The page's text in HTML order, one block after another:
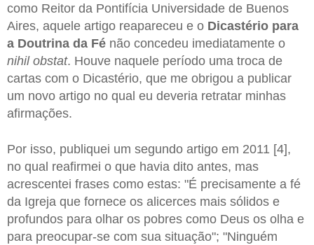
como Reitor da Pontifícia Universidade de Buenos
Aires, aquele artigo reapareceu e o Dicastério para
a Doutrina da Fé não concedeu imediatamente o
nihil obstat. Houve naquele período uma troca de
cartas com o Dicastério, que me obrigou a publicar
um novo artigo no qual eu deveria retratar minhas
afirmações.
Por isso, publiquei um segundo artigo em 2011 [4],
no qual reafirmei o que havia dito antes, mas
acrescentei frases como estas: "É precisamente a fé
da Igreja que fornece os alicerces mais sólidos e
profundos para olhar os pobres como Deus os olha e
para preocupar-se com sua situação"; "Ninguém